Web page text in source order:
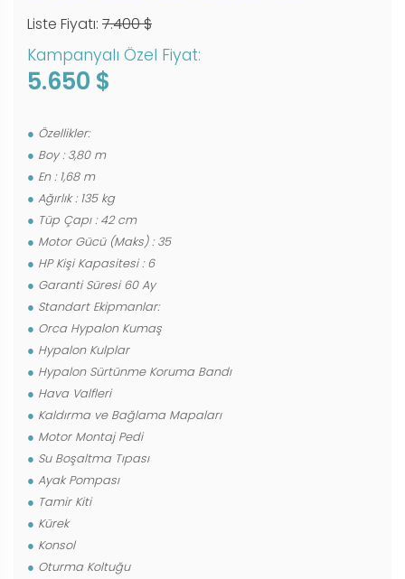
Liste Fiyatı: 7.400 $
Kampanyalı Özel Fiyat:
5.650 $
Özellikler:
Boy : 3,80 m
En : 1,68 m
Ağırlık : 135 kg
Tüp Çapı : 42 cm
Motor Gücü (Maks) : 35
HP Kişi Kapasitesi : 6
Garanti Süresi 60 Ay
Standart Ekipmanlar:
Orca Hypalon Kumaş
Hypalon Kulplar
Hypalon Sürtünme Koruma Bandı
Hava Valfleri
Kaldırma ve Bağlama Mapaları
Motor Montaj Pedi
Su Boşaltma Tıpası
Ayak Pompası
Tamir Kiti
Kürek
Konsol
Oturma Koltuğu